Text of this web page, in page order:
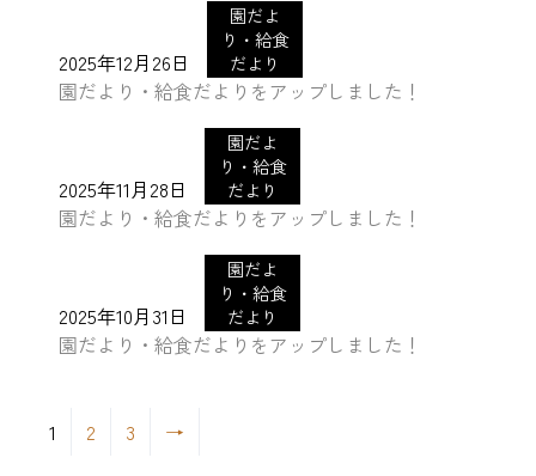
2025年12月26日
園だよ
り・給食
だより
園だより・給食だよりをアップしました！
2025年11月28日
園だよ
り・給食
だより
園だより・給食だよりをアップしました！
2025年10月31日
園だよ
り・給食
だより
園だより・給食だよりをアップしました！
1 2 3 →